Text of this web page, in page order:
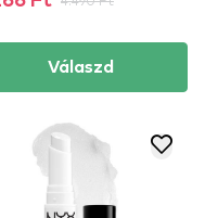
Válaszd